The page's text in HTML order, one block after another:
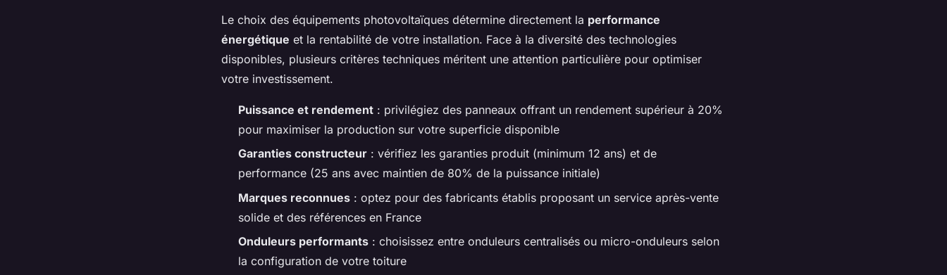
Le choix des équipements photovoltaïques détermine directement la performance
énergétique et la rentabilité de votre installation. Face à la diversité des technologies
disponibles, plusieurs critères techniques méritent une attention particulière pour optimiser
votre investissement.
Puissance et rendement : privilégiez des panneaux offrant un rendement supérieur à 20%
pour maximiser la production sur votre superficie disponible
Garanties constructeur : vérifiez les garanties produit (minimum 12 ans) et de
performance (25 ans avec maintien de 80% de la puissance initiale)
Marques reconnues : optez pour des fabricants établis proposant un service après-vente
solide et des références en France
Onduleurs performants : choisissez entre onduleurs centralisés ou micro-onduleurs selon
la configuration de votre toiture